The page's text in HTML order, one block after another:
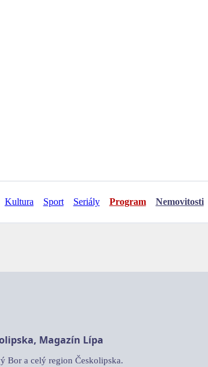
Kultura Sport Seriály Program Nemovitosti
Magazín Lípa
Bor a celý region Českolipska.